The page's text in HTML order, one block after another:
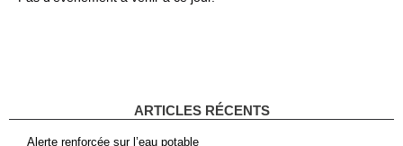
ARTICLES RÉCENTS
Alerte renforcée sur l’eau potable